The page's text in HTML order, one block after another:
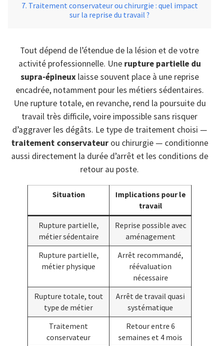
Traitement conservateur ou chirurgie : quel impact
sur la reprise du travail ?
Tout dépend de l’étendue de la lésion et de votre
activité professionnelle. Une rupture partielle du
supra-épineuxlaisse souvent place à une reprise
encadrée, notamment pour les métiers sédentaires.
Une rupture totale, en revanche, rend la poursuite du
travail très difficile, voire impossible sans risquer
d’aggraver les dégâts. Le type de traitement choisi —
traitement conservateurou chirurgie — conditionne
aussi directement la durée d’arrêt et les conditions de
retour au poste.
Situation
Implications pour le
travail
Rupture partielle,
métier sédentaire
Reprise possible avec
aménagement
Rupture partielle,
métier physique
Arrêt recommandé,
réévaluation
nécessaire
Rupture totale, tout
type de métier
Arrêt de travail quasi
systématique
Traitement
conservateur
Retour entre 6
semaines et 4 mois